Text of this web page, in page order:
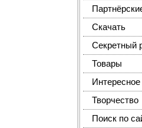
Скачать
Секретный
Товары
Интересное
Творчество
Поиск по